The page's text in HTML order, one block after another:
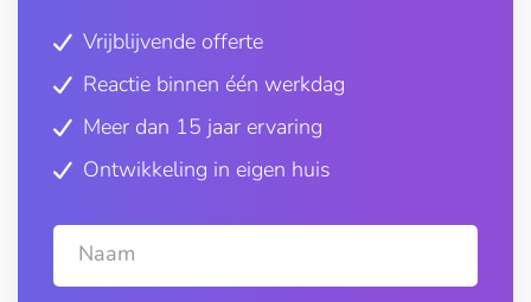
Vrijblijvende offerte
Reactie binnen één werkdag
Meer dan 15 jaar ervaring
Ontwikkeling in eigen huis
Naam